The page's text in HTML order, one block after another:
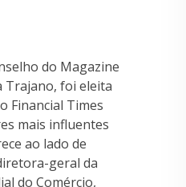
do Magazine
Trajano, foi eleita
Financial Times
mais influentes
ao lado de
geral da
do Comércio,